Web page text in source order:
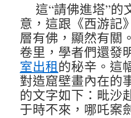
這“請佛進塔”
意，這跟《西游記
層有佛，顯然有關
卷里，學者們還發
室出租的秘辛。這
對造窟壁畫內在的
的文字如下：毗沙
于時不來，哪吒案